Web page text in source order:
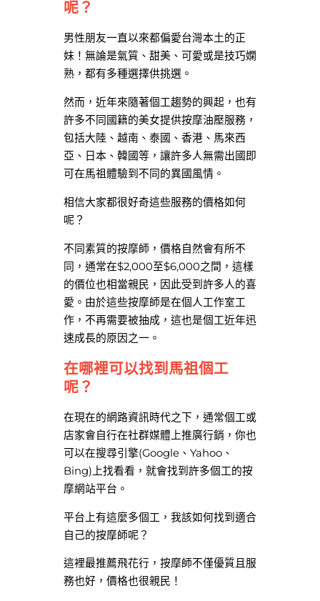
呢？
男性朋友一直以來都偏愛台灣本土的正
妹！無論是氣質、甜美、可愛或是技巧嫻
熟，都有多種選擇供挑選。
然而，近年來隨著個工趨勢的興起，也有
許多不同國籍的美女提供按摩油壓服務，
包括大陸、越南、泰國、香港、馬來西
亞、日本、韓國等，讓許多人無需出國即
可在馬祖體驗到不同的異國風情。
相信大家都很好奇這些服務的價格如何
呢？
不同素質的按摩師，價格自然會有所不
同，通常在$2,000至$6,000之間，這樣
的價位也相當親民，因此受到許多人的喜
愛。由於這些按摩師是在個人工作室工
作，不再需要被抽成，這也是個工近年迅
速成長的原因之一。
在哪裡可以找到馬祖個工
呢？
在現在的網路資訊時代之下，通常個工或
店家會自行在社群媒體上推廣行銷，你也
可以在搜尋引擎(Google、Yahoo、
Bing)上找看看，就會找到許多個工的按
摩網站平台。
平台上有這麼多個工，我該如何找到適合
自己的按摩師呢？
這裡最推薦飛花行，按摩師不僅優質且服
務也好，價格也很親民！